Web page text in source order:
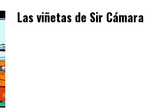
Las viñetas de Sir Cámara